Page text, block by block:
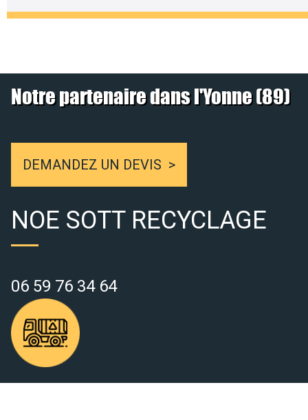
Notre partenaire dans l'Yonne (89)
DEMANDEZ UN DEVIS
NOE SOTT RECYCLAGE
06 59 76 34 64